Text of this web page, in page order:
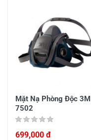
Mặt Nạ Phòng Độc 3M
7502
699,000 đ